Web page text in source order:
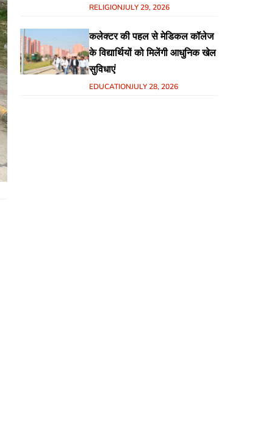
RELIGIONJULY 29, 2026
कलेक्टर की पहल से मेडिकल कॉलेज
के विद्यार्थियों को मिलेंगी आधुनिक खेल
सुविधाएं
EDUCATIONJULY 28, 2026